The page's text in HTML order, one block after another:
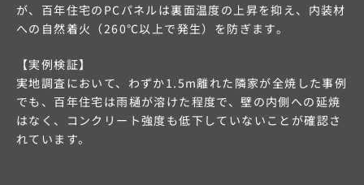
が、百年住宅のPCパネルは裏面温度の上昇を抑え、内装材
への自然着火（260℃以上で発生）を防ぎます。
【実例検証】
実地調査において、わずか1.5m離れた隣家が全焼した事例
でも、百年住宅は雨樋が溶けた程度で、壁の内側への延焼
はなく、コンクリート強度も低下していないことが確認さ
れています。